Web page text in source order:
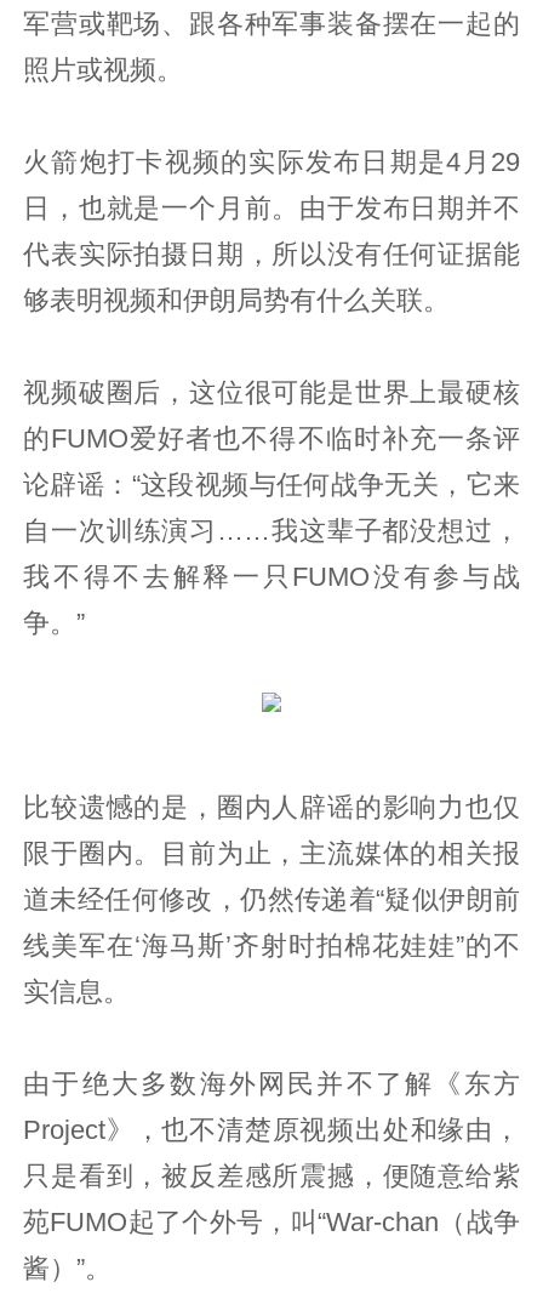
军营或靶场、跟各种军事装备摆在一起的
照片或视频。
火箭炮打卡视频的实际发布日期是4月29
日，也就是一个月前。由于发布日期并不
代表实际拍摄日期，所以没有任何证据能
够表明视频和伊朗局势有什么关联。
视频破圈后，这位很可能是世界上最硬核
的FUMO爱好者也不得不临时补充一条评
论辟谣：“这段视频与任何战争无关，它来
自一次训练演习……我这辈子都没想过，
我不得不去解释一只FUMO没有参与战
争。”
比较遗憾的是，圈内人辟谣的影响力也仅
限于圈内。目前为止，主流媒体的相关报
道未经任何修改，仍然传递着“疑似伊朗前
线美军在‘海马斯’齐射时拍棉花娃娃”的不
实信息。
由于绝大多数海外网民并不了解《东方
Project》，也不清楚原视频出处和缘由，
只是看到，被反差感所震撼，便随意给紫
苑FUMO起了个外号，叫“War-chan（战争
酱）”。